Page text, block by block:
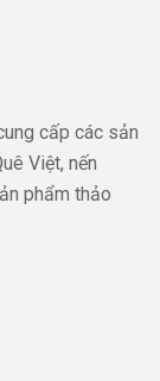
cấp các sản
Việt, nến
phẩm thảo